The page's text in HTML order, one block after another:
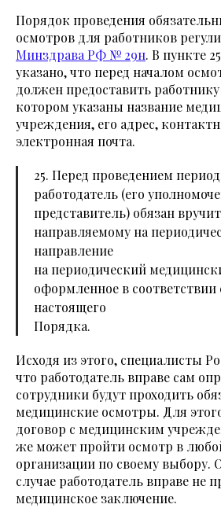
Порядок проведения
осмотров для работников
Минздрава РФ № 29н. В пункте
указано, что перед началом
должен предоставить
котором указаны название
учреждения, его адрес,
электронная почта.
25. Перед проведением
работодатель (его
представитель) обязан
направляемому на
направление
на периодический
оформленное в соответствии
настоящего
Порядка.
Исходя из этого, специалисты
что работодатель вправе сам
сотрудники будут проходить
медицинские осмотры. Для
договор с медицинским
же может пройти осмотр в
организации по своему выбору.
случае работодатель вправе не
медицинское заключение.